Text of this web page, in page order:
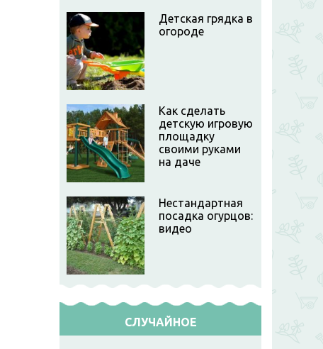
Детская грядка в
огороде
Как сделать
детскую игровую
площадку
своими руками
на даче
Нестандартная
посадка огурцов:
видео
СЛУЧАЙНОЕ